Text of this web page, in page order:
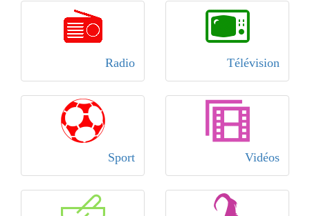
Télévision
Radio
Vidéos
Sport